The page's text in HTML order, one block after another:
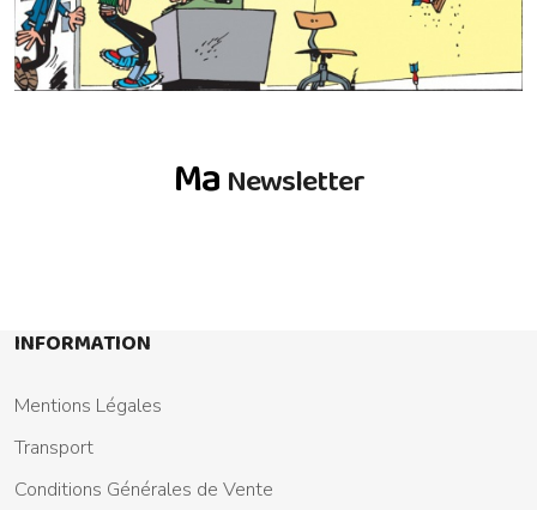
Ma Newsletter
INFORMATION
Mentions Légales
Transport
Conditions Générales de Vente